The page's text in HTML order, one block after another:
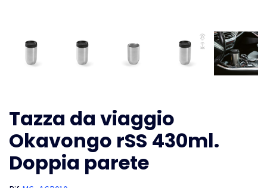
Tazza da viaggio
Okavongo rSS 430ml.
Doppia parete